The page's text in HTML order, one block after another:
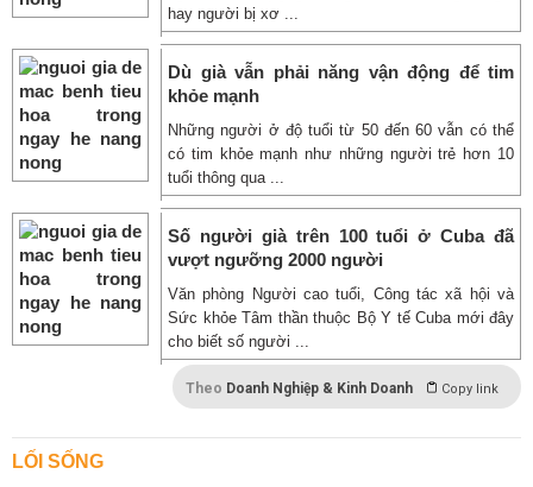
hay người bị xơ ...
Dù già vẫn phải năng vận động để tim
khỏe mạnh
Những người ở độ tuổi từ 50 đến 60 vẫn có thể
có tim khỏe mạnh như những người trẻ hơn 10
tuổi thông qua ...
​Số người già trên 100 tuổi ở Cuba đã
vượt ngưỡng 2000 người
Văn phòng Người cao tuổi, Công tác xã hội và
Sức khỏe Tâm thần thuộc Bộ Y tế Cuba mới đây
cho biết số người ...
Theo Doanh Nghiệp & Kinh Doanh Copy link
LỐI SỐNG